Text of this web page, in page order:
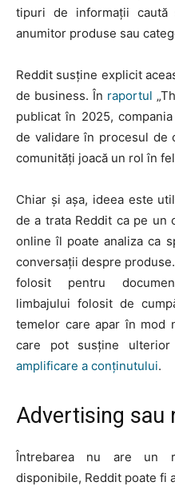
tipuri de informații
anumitor produse sau
Reddit susține explicit
de business. În raportul
publicat în 2025,
de validare în procesul de
comunități joacă un rol în
Chiar și așa, ideea este
de a trata Reddit ca pe un
online îl poate analiza ca
conversații despre
folosit pentru
limbajului folosit de
temelor care apar în mod
care pot susține
amplificare a conținutului.
Advertising sau
Întrebarea nu are un
disponibile, Reddit poate fi